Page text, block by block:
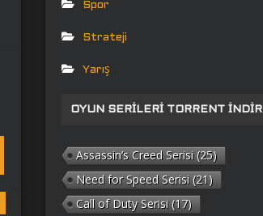
Spor
Strateji
Yarış
OYUN SERILERI TORRENT İNDIR
Assassin’s Creed Serisi (25)
Need for Speed Serisi (21)
Call of Duty Serisi (17)